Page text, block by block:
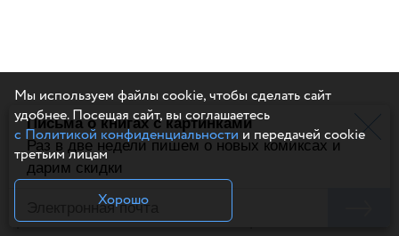
К обложке советуем приступать в самом конце,
когда основной материал комикса готов. Это
красивый заключительный штрих. Если
Письма о книгах с картинками
Раз в две недели пишем о новых комиксах и
дарим скидки
Мы используем файлы cookie, чтобы сделать сайт
удобнее. Посещая сайт, вы соглашаетесь
с Политикой конфиденциальностии передачей cookie
третьим лицам
Хорошо